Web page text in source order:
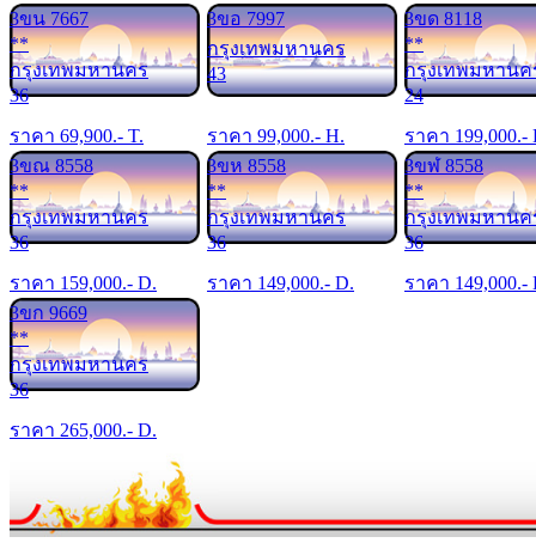
3ขน 7667
**
กรุงเทพมหานคร
36
ราคา 69,900.- T.
3ขอ 7997
กรุงเทพมหานคร
43
ราคา 99,000.- H.
3ขด 8118
**
กรุงเทพมหานค
24
ราคา 199,000.-
3ขณ 8558
**
กรุงเทพมหานคร
36
ราคา 159,000.- D.
3ขห 8558
**
กรุงเทพมหานคร
36
ราคา 149,000.- D.
3ขฬ 8558
**
กรุงเทพมหานค
36
ราคา 149,000.-
3ขก 9669
**
กรุงเทพมหานคร
36
ราคา 265,000.- D.